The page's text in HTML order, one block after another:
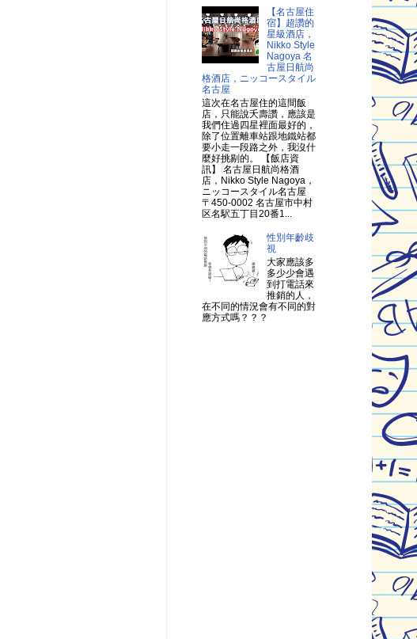
【名古屋住
宿】超讚的
星級酒店，
Nikko Style
Nagoya 名
古屋日航尚
格酒店，ニッコースタイル
名古屋
這次在名古屋住的這間飯
店，只能說夭壽讚，應該是
我們住過四星裡面最好的，
除了位置離車站跟地鐵站都
要小走一段路之外，我沒什
麼好挑剔的。 【飯店資
訊】 名古屋日航尚格酒
店，Nikko Style Nagoya，
ニッコースタイル名古屋
〒450-0002 名古屋市中村
区名駅五丁目20番1...
性別年齡歧
視
大家應該多
多少少會遇
到打電話來
推銷的人，
在不同的情況會有不同的對
應方式嗎？？？